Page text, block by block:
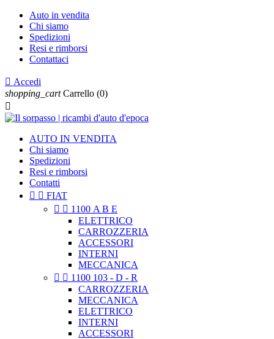
Auto in vendita
Chi siamo
Spedizioni
Resi e rimborsi
Contattaci
 Accedi
shopping_cart Carrello (0)

AUTO IN VENDITA
Chi siamo
Spedizioni
Resi e rimborsi
Contatti
  FIAT
  1100 A B E
ELETTRICO
CARROZZERIA
ACCESSORI
INTERNI
MECCANICA
  1100 103 - D - R
CARROZZERIA
MECCANICA
ELETTRICO
INTERNI
ACCESSORI